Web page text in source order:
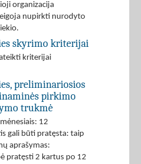
organizacija
nupirkti nurodyto
skyrimo kriterijai
kriterijai
preliminariosios
pirkimo
trukmė
12
gali būti pratęsta: taip
aprašymas:
pratęsti 2 kartus po 12